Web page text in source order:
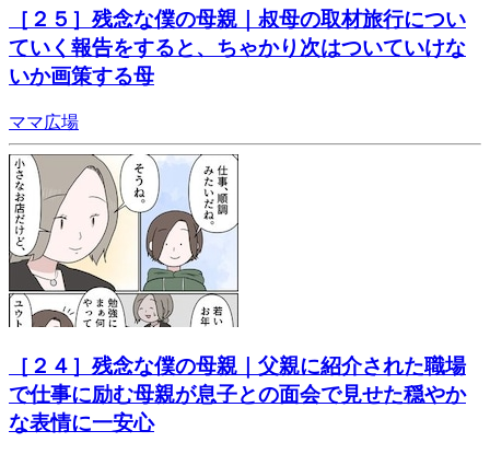
［２５］残念な僕の母親｜叔母の取材旅行につい
ていく報告をすると、ちゃかり次はついていけな
いか画策する母
ママ広場
［２４］残念な僕の母親｜父親に紹介された職場
で仕事に励む母親が息子との面会で見せた穏やか
な表情に一安心